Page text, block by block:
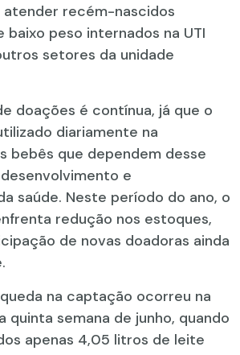
atender recém-nascidos
peso internados na UTI
setores da unidade
doações é contínua, já que o
diariamente na
bebês que dependem desse
e
saúde. Neste período do ano, o
redução nos estoques,
de novas doadoras ainda
na captação ocorreu na
quinta semana de junho, quando
apenas 4,05 litros de leite